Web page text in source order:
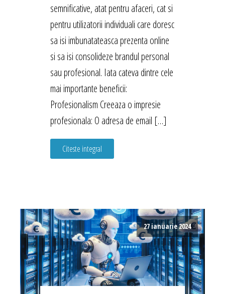
semnificative, atat pentru afaceri, cat si
pentru utilizatorii individuali care doresc
sa isi imbunatateasca prezenta online
si sa isi consolideze brandul personal
sau profesional. Iata cateva dintre cele
mai importante beneficii:
Profesionalism Creeaza o impresie
profesionala: O adresa de email […]
Citeste integral
27 ianuarie 2024